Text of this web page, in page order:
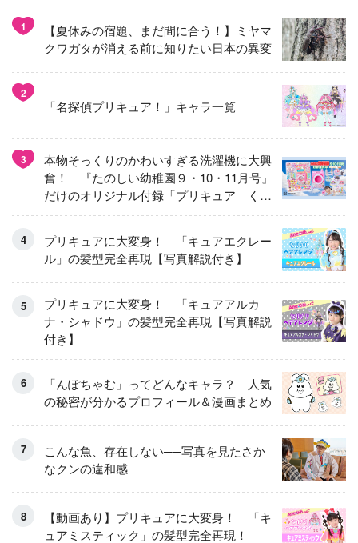
1
【夏休みの宿題、まだ間に合う！】ミヤマ
クワガタが消える前に知りたい日本の異変
2
「名探偵プリキュア！」キャラ一覧
3
本物そっくりのかわいすぎる洗濯機に大興
奮！ 『たのしい幼稚園９・10・11月号』
だけのオリジナル付録「プリキュア くる
くるせんたくき」
プリキュアに大変身！ 「キュアエクレー
ル」の髪型完全再現【写真解説付き】
プリキュアに大変身！ 「キュアアルカ
ナ・シャドウ」の髪型完全再現【写真解説
付き】
「んぽちゃむ」ってどんなキャラ？ 人気
の秘密が分かるプロフィール＆漫画まとめ
こんな魚、存在しない──写真を見たさか
なクンの違和感
【動画あり】プリキュアに大変身！ 「キ
ュアミスティック」の髪型完全再現！